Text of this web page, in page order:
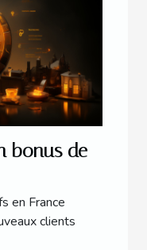
bonus de
en France
clients